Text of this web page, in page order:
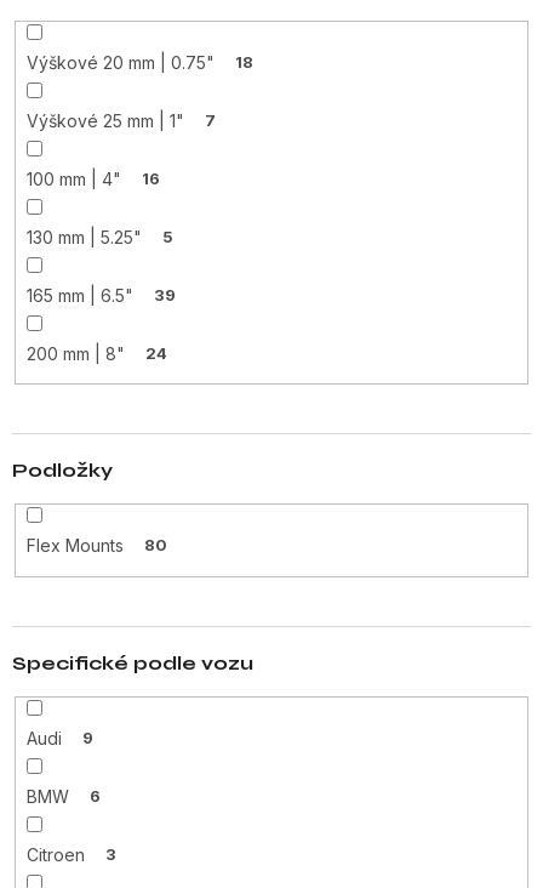
Výškové 20 mm | 0.75" 18
Výškové 25 mm | 1" 7
100 mm | 4" 16
130 mm | 5.25" 5
165 mm | 6.5" 39
200 mm | 8" 24
Podložky
Flex Mounts 80
Specifické podle vozu
Audi 9
BMW 6
Citroen 3